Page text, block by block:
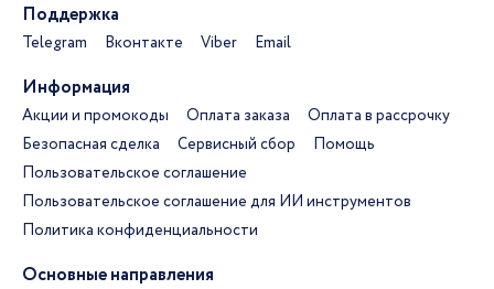
Поддержка
Telegram Вконтакте Viber Email
Информация
Акции и промокоды Оплата заказа
Оплата в рассрочку
Безопасная сделка
Сервисный сбор
Помощь
Пользовательское соглашение
Пользовательское соглашение для ИИ инструментов
Политика конфиденциальности
Основные направления